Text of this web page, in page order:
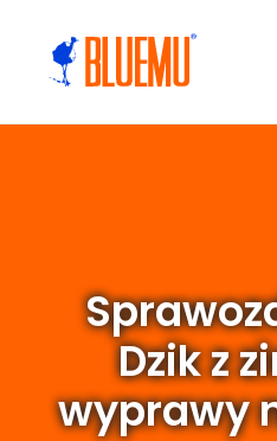
Dzik z
wyprawy